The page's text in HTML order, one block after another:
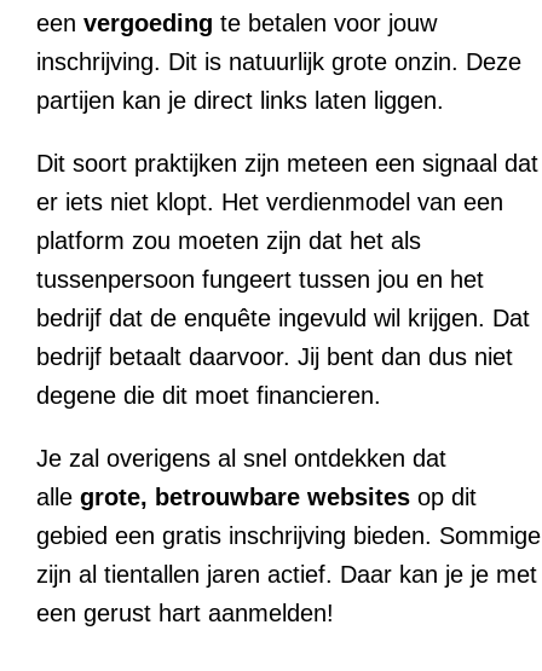
een vergoeding te betalen voor jouw
inschrijving. Dit is natuurlijk grote onzin. Deze
partijen kan je direct links laten liggen.
Dit soort praktijken zijn meteen een signaal dat
er iets niet klopt. Het verdienmodel van een
platform zou moeten zijn dat het als
tussenpersoon fungeert tussen jou en het
bedrijf dat de enquête ingevuld wil krijgen. Dat
bedrijf betaalt daarvoor. Jij bent dan dus niet
degene die dit moet financieren.
Je zal overigens al snel ontdekken dat
alle grote, betrouwbare websites op dit
gebied een gratis inschrijving bieden. Sommige
zijn al tientallen jaren actief. Daar kan je je met
een gerust hart aanmelden!